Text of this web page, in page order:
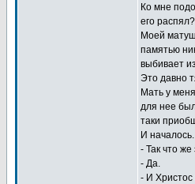
Ко мне
его
Моей
памятью
выбивает
Это давно
Мать у
для нее
таки
И началось.
- Так что
- Да.
- И